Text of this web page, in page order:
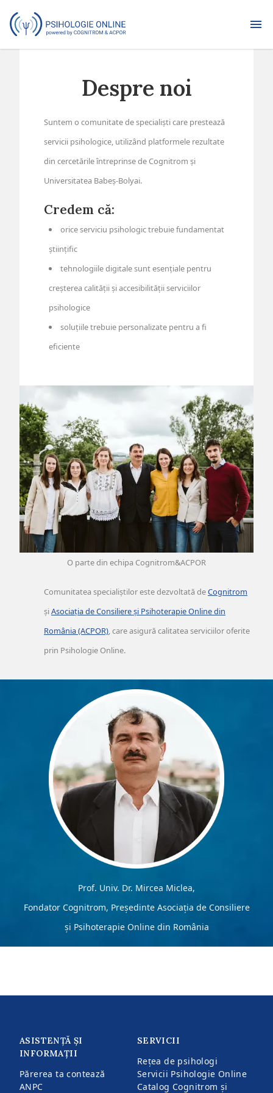
Despre noi
Suntem o comunitate de specialiști care prestează
servicii psihologice, utilizând platformele rezultate
din cercetările întreprinse de Cognitrom și
Universitatea Babeș-Bolyai.
Credem că:
orice serviciu psihologic trebuie fundamentat
științific
tehnologiile digitale sunt esențiale pentru
creșterea calității și accesibilității serviciilor
psihologice
soluțiile trebuie personalizate pentru a fi
eficiente
O parte din echipa Cognitrom&ACPOR
Comunitatea specialiștilor este dezvoltată deCognitrom
șiAsociația de Consiliere și Psihoterapie Online din
România (ACPOR), care asigură calitatea serviciilor oferite
prin Psihologie Online.
Prof. Univ. Dr. Mircea Miclea,
Fondator Cognitrom, Președinte Asociația de Consiliere
și Psihoterapie Online din România
ASISTENȚĂ ȘI
INFORMAȚII
Părerea ta contează
ANPC
SERVICII
Rețea de psihologi
Servicii Psihologie Online
Catalog Cognitrom și